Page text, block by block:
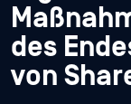
des
von